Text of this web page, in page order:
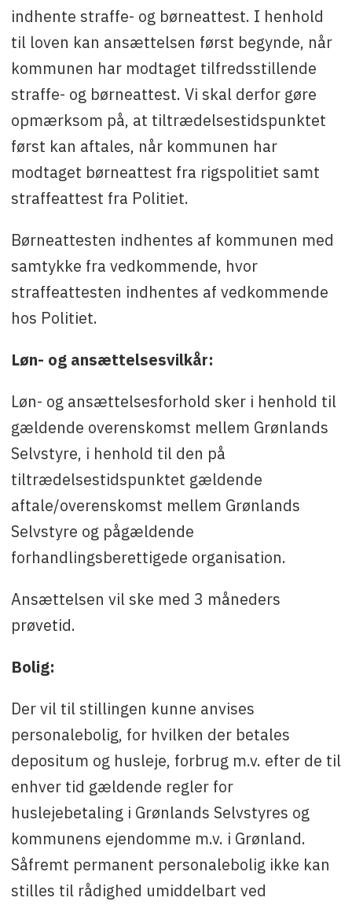
indhente straffe- og børneattest. I henhold
til loven kan ansættelsen først begynde, når
kommunen har modtaget tilfredsstillende
straffe- og børneattest. Vi skal derfor gøre
opmærksom på, at tiltrædelsestidspunktet
først kan aftales, når kommunen har
modtaget børneattest fra rigspolitiet samt
straffeattest fra Politiet.
Børneattesten indhentes af kommunen med
samtykke fra vedkommende, hvor
straffeattesten indhentes af vedkommende
hos Politiet.
Løn- og ansættelsesvilkår:
Løn- og ansættelsesforhold sker i henhold til
gældende overenskomst mellem Grønlands
Selvstyre, i henhold til den på
tiltrædelsestidspunktet gældende
aftale/overenskomst mellem Grønlands
Selvstyre og pågældende
forhandlingsberettigede organisation.
Ansættelsen vil ske med 3 måneders
prøvetid.
Bolig:
Der vil til stillingen kunne anvises
personalebolig, for hvilken der betales
depositum og husleje, forbrug m.v. efter de til
enhver tid gældende regler for
huslejebetaling i Grønlands Selvstyres og
kommunens ejendomme m.v. i Grønland.
Såfremt permanent personalebolig ikke kan
stilles til rådighed umiddelbart ved